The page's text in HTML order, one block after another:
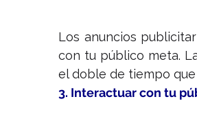
Los anuncios
con tu público meta.
el doble de tiempo
3. Interactuar con tu